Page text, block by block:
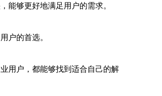
能够更好地满足用户的需求。
户的首选。
用户，都能够找到适合自己的解